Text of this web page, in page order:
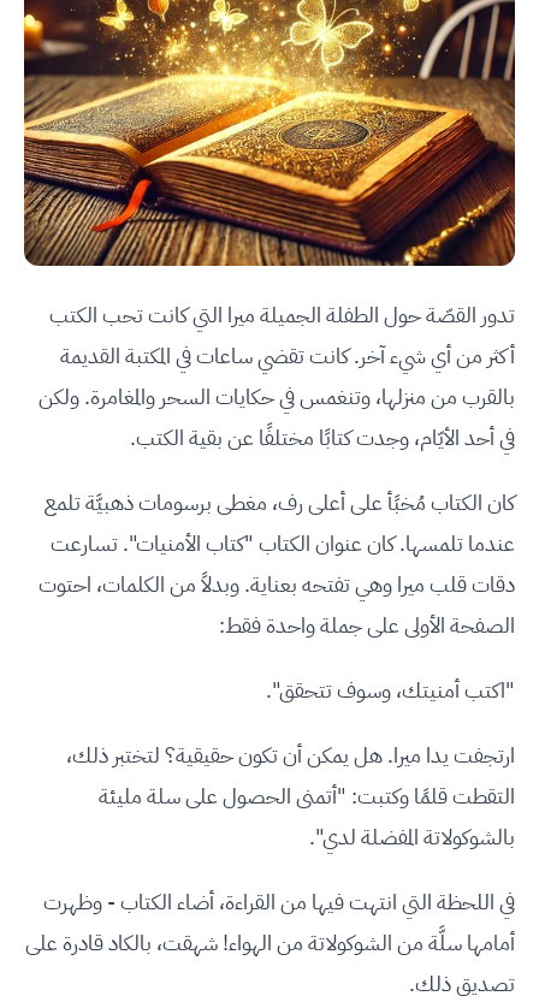
تدور القصّة حول الطفلة الجميلة ميرا التي كانت تحب الكتب
أكثر من أي شيء آخر. كانت تقضي ساعات في المكتبة القديمة
بالقرب من منزلها، وتنغمس في حكايات السحر والمغامرة. ولكن
في أحد الأيّام، وجدت كتابًا مختلفًا عن بقية الكتب.
كان الكتاب مُخبًأ على أعلى رف، مغطى برسومات ذهبيَّة تلمع
عندما تلمسها. كان عنوان الكتاب "كتاب الأمنيات". تسارعت
دقات قلب ميرا وهي تفتحه بعناية. وبدلاً من الكلمات، احتوت
الصفحة الأولى على جملة واحدة فقط:
"اكتب أمنيتك، وسوف تتحقق".
ارتجفت يدا ميرا. هل يمكن أن تكون حقيقية؟ لتختبر ذلك،
التقطت قلمًا وكتبت: "أتمنى الحصول على سلة مليئة
بالشوكولاتة المفضلة لدي".
في اللحظة التي انتهت فيها من القراءة، أضاء الكتاب - وظهرت
أمامها سلَّة من الشوكولاتة من الهواء! شهقت، بالكاد قادرة على
تصديق ذلك.